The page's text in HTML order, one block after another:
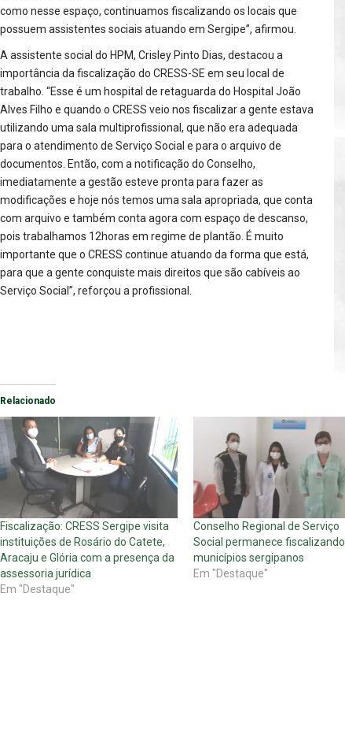
como nesse espaço, continuamos fiscalizando os locais que
possuem assistentes sociais atuando em Sergipe”, afirmou.
A assistente social do HPM, Crisley Pinto Dias, destacou a
importância da fiscalização do CRESS-SE em seu local de
trabalho. “Esse é um hospital de retaguarda do Hospital João
Alves Filho e quando o CRESS veio nos fiscalizar a gente estava
utilizando uma sala multiprofissional, que não era adequada
para o atendimento de Serviço Social e para o arquivo de
documentos. Então, com a notificação do Conselho,
imediatamente a gestão esteve pronta para fazer as
modificações e hoje nós temos uma sala apropriada, que conta
com arquivo e também conta agora com espaço de descanso,
pois trabalhamos 12horas em regime de plantão. É muito
importante que o CRESS continue atuando da forma que está,
para que a gente conquiste mais direitos que são cabíveis ao
Serviço Social”, reforçou a profissional.
Relacionado
Fiscalização: CRESS Sergipe visita
instituições de Rosário do Catete,
Aracaju e Glória com a presença da
assessoria jurídica
Em "Destaque"
Conselho Regional de Serviço
Social permanece fiscalizando
municípios sergipanos
Em "Destaque"